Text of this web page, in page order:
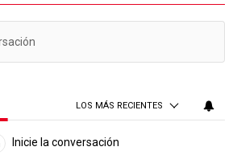
LOS MÁS RECIENTES
Inicie la conversación